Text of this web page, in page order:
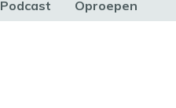
Podcast Oproepen